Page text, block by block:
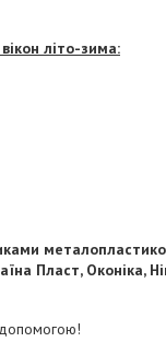
літо-зима:
Пласт, Оконіка,